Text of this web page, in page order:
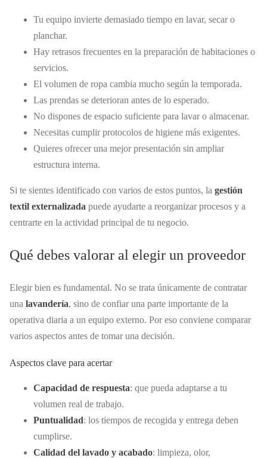
Tu equipo invierte demasiado tiempo en lavar, secar o
planchar.
Hay retrasos frecuentes en la preparación de habitaciones o
servicios.
El volumen de ropa cambia mucho según la temporada.
Las prendas se deterioran antes de lo esperado.
No dispones de espacio suficiente para lavar o almacenar.
Necesitas cumplir protocolos de higiene más exigentes.
Quieres ofrecer una mejor presentación sin ampliar
estructura interna.
Si te sientes identificado con varios de estos puntos, la gestión
textil externalizada puede ayudarte a reorganizar procesos y a
centrarte en la actividad principal de tu negocio.
Qué debes valorar al elegir un proveedor
Elegir bien es fundamental. No se trata únicamente de contratar
una lavandería, sino de confiar una parte importante de la
operativa diaria a un equipo externo. Por eso conviene comparar
varios aspectos antes de tomar una decisión.
Aspectos clave para acertar
Capacidad de respuesta: que pueda adaptarse a tu
volumen real de trabajo.
Puntualidad: los tiempos de recogida y entrega deben
cumplirse.
Calidad del lavado y acabado: limpieza, olor,